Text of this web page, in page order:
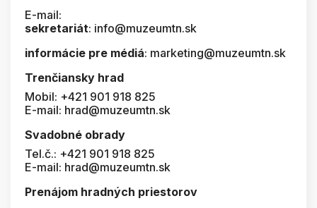
E-mail:
sekretariát: info@muzeumtn.sk
informácie pre médiá: marketing@muzeumtn.sk
Trenčiansky hrad
Mobil: +421 901 918 825
E-mail: hrad@muzeumtn.sk
Svadobné obrady
Tel.č.: +421 901 918 825
E-mail: hrad@muzeumtn.sk
Prenájom hradných priestorov